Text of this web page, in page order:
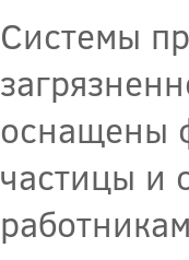
Системы
оснащены
частицы и